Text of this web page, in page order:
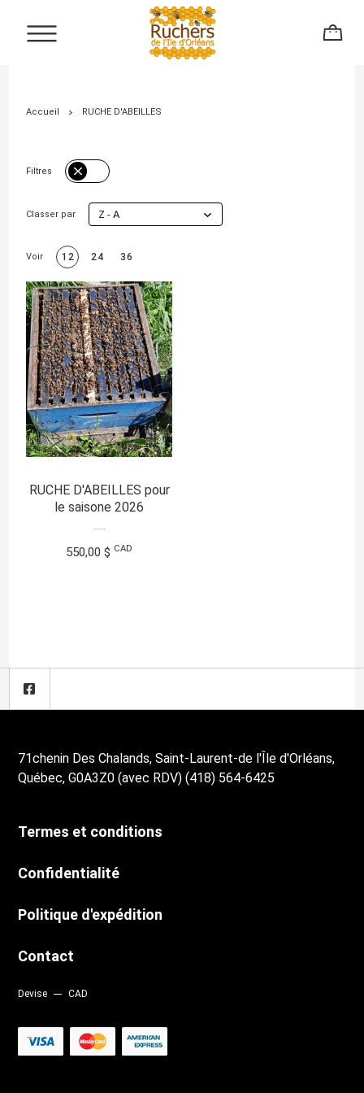
Accueil RUCHE D'ABEILLES
Filtres
Classer par Z - A
Voir 12 24 36
RUCHE D'ABEILLES pour
le saisone 2026
550,00 $ CAD
71chenin Des Chalands, Saint-Laurent-de l'Île d'Orléans,
Québec, G0A3Z0 (avec RDV) (418) 564-6425
Termes et conditions
Confidentialité
Politique d'expédition
Contact
Devise CAD